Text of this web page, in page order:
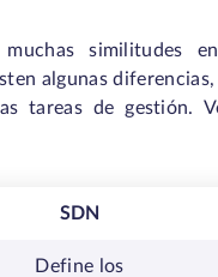
similitudes
algunas
tareas de gestión.
SDN
Define los